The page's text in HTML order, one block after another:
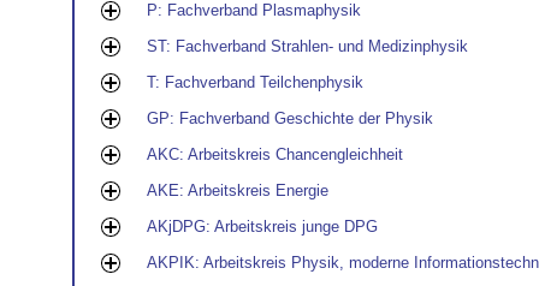
P: Fachverband Plasmaphysik
ST: Fachverband Strahlen- und Medizinphysik
T: Fachverband Teilchenphysik
GP: Fachverband Geschichte der Physik
AKC: Arbeitskreis Chancengleichheit
AKE: Arbeitskreis Energie
AKjDPG: Arbeitskreis junge DPG
AKPIK: Arbeitskreis Physik, moderne